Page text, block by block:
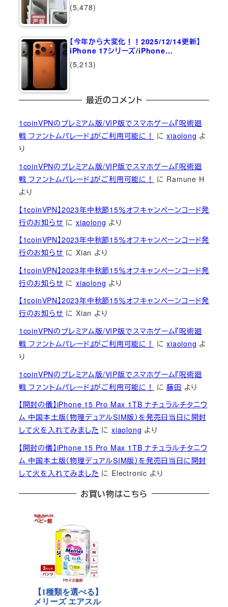
(5,478)
【今年から大変化！！2025/12/14更新】
iPhone 17シリーズ/iPhone…
(5,213)
最近のコメント
1coinVPNのプレミアム版/VIP版でスマホゲーム『呪術廻
戦 ファントムパレード』がご利用可能に！
にxiaolong よ
り
1coinVPNのプレミアム版/VIP版でスマホゲーム『呪術廻
戦 ファントムパレード』がご利用可能に！
に Ramune H
より
【1coinVPN】2023年中秋節15％オフキャンペーンコード発
行のお知らせ にxiaolong より
【1coinVPN】2023年中秋節15％オフキャンペーンコード発
行のお知らせ にXian より
【1coinVPN】2023年中秋節15％オフキャンペーンコード発
行のお知らせ にxiaolong より
【1coinVPN】2023年中秋節15％オフキャンペーンコード発
行のお知らせ にXian より
1coinVPNのプレミアム版/VIP版でスマホゲーム『呪術廻
戦 ファントムパレード』がご利用可能に！
にxiaolong よ
り
1coinVPNのプレミアム版/VIP版でスマホゲーム『呪術廻
戦 ファントムパレード』がご利用可能に！
に藤田 より
【開封の儀】iPhone 15 Pro Max 1TB ナチュラルチタニウ
ム 中国本土版（物理デュアルSIM版）を発売日当日に開封
して火を入れてみました にxiaolong より
【開封の儀】iPhone 15 Pro Max 1TB ナチュラルチタニウ
ム 中国本土版（物理デュアルSIM版）を発売日当日に開封
して火を入れてみました に Electronic より
お買い物はこちら